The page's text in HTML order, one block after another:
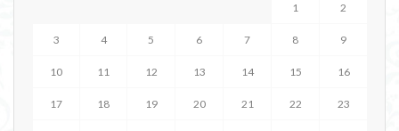
1 2
3 4 5 6 7 8 9
10 11 12 13 14 15 16
17 18 19 20 21 22 23